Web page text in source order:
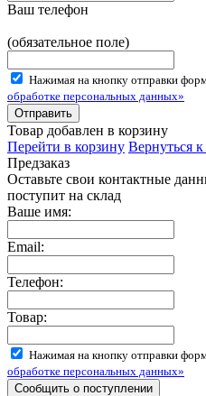
Ваш телефон
(обязательное поле)
Нажимая на кнопку отправки
обработке персональных данных»
Товар добавлен в корзину
Перейти в корзину Вернуться к
Предзаказ
Оставьте свои контактные
поступит на склад
Ваше имя:
Email:
Телефон:
Товар:
Нажимая на кнопку отправки
обработке персональных данных»